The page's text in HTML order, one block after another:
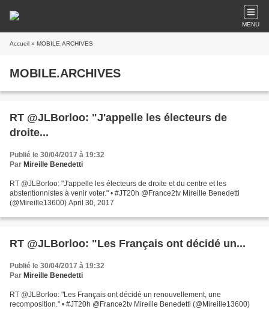
MENU
Accueil » MOBILE.ARCHIVES
MOBILE.ARCHIVES
RT @JLBorloo: "J'appelle les électeurs de
droite...
Publié le 30/04/2017 à 19:32
Par Mireille Benedetti
RT @JLBorloo: "J'appelle les électeurs de droite et du centre et les
abstentionnistes à venir voter." • #JT20h @France2tv Mireille Benedetti
(@Mireille13600) April 30, 2017
RT @JLBorloo: "Les Français ont décidé un...
Publié le 30/04/2017 à 19:32
Par Mireille Benedetti
RT @JLBorloo: "Les Français ont décidé un renouvellement, une
recomposition." • #JT20h @France2tv Mireille Benedetti (@Mireille13600)